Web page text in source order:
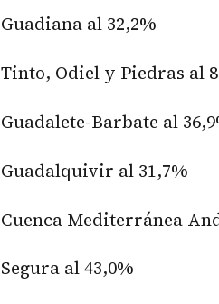
Guadiana al 32,2%
Tinto, Odiel y Piedras al
Guadalete-Barbate al
Guadalquivir al 31,7%
Cuenca Mediterránea
Segura al 43,0%